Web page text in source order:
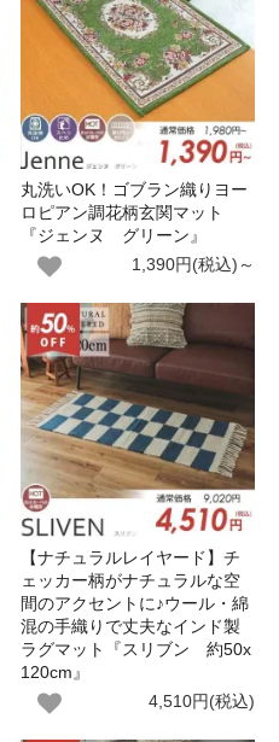
丸洗いOK！ゴブラン織りヨー
ロピアン調花柄玄関マット
『ジェンヌ グリーン』
1,390円(税込)～
【ナチュラルレイヤード】チ
ェッカー柄がナチュラルな空
間のアクセントに♪ウール・綿
混の手織りで丈夫なインド製
ラグマット『スリブン 約50x
120cm』
4,510円(税込)